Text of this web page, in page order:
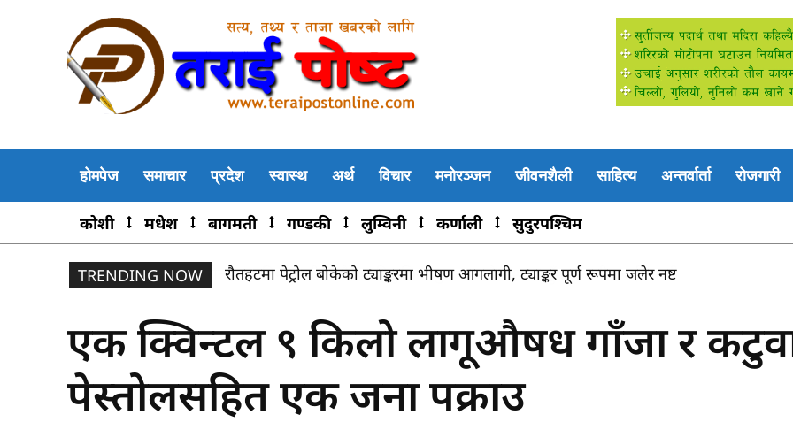
होमपेज समाचार प्रदेश स्वास्थ अर्थ विचार मनोरञ्जन जीवनशैली साहित्य अन्तर्वार्ता रोजगारी
कोशी मधेश बागमती गण्डकी लुम्विनी कर्णाली सुदुरपश्चिम
TRENDING NOW रौतहटमा पेट्रोल बोकेको ट्याङ्करमा भीषण आगलागी, ट्याङ्कर पूर्ण रूपमा जलेर नष्ट
एक क्विन्टल ९ किलो लागूऔषध गाँजा र
पेस्तोलसहित एक जना पक्राउ